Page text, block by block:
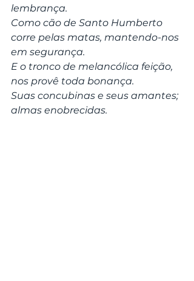
lembrança.
Como cão de Santo Humberto
corre pelas matas, mantendo-nos
em segurança.
E o tronco de melancólica feição,
nos provê toda bonança.
Suas concubinas e seus amantes;
almas enobrecidas.